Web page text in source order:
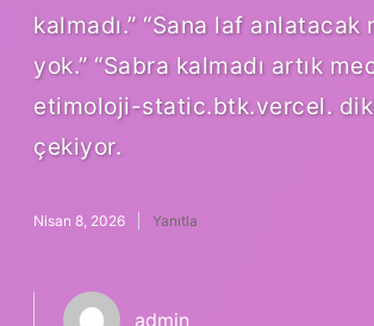
kalmadı.” “Sana laf anlatacak
yok.” “Sabra kalmadı artık
etimoloji-static.btk.vercel.
çekiyor.
Nisan 8, 2026 Yanıtla
admin